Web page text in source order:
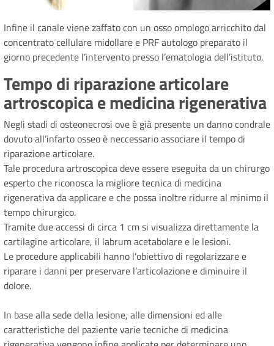
Infine il canale viene zaffato con un osso omologo arricchito dal
concentrato cellulare midollare e PRF autologo preparato il
giorno precedente l’intervento presso l’ematologia dell’istituto.
Tempo di riparazione articolare
artroscopica e medicina rigenerativa
Negli stadi di osteonecrosi ove è già presente un danno condrale
dovuto all’infarto osseo è neccessario associare il tempo di
riparazione articolare.
Tale procedura artroscopica deve essere eseguita da un chirurgo
esperto che riconosca la migliore tecnica di medicina
rigenerativa da applicare e che possa inoltre ridurre al minimo il
tempo chirurgico.
Tramite due accessi di circa 1 cm si visualizza direttamente la
cartilagine articolare, il labrum acetabolare e le lesioni.
Le procedure applicabili hanno l’obiettivo di regolarizzare e
riparare i danni per preservare l’articolazione e diminuire il
dolore.
In base alla sede della lesione, alle dimensioni ed alle
caratteristiche del paziente varie tecniche di medicina